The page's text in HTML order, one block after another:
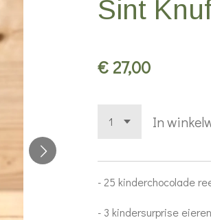
Sint
€ 27,00
In
- 25 kinderchocolade
- 3 kindersurprise eieren